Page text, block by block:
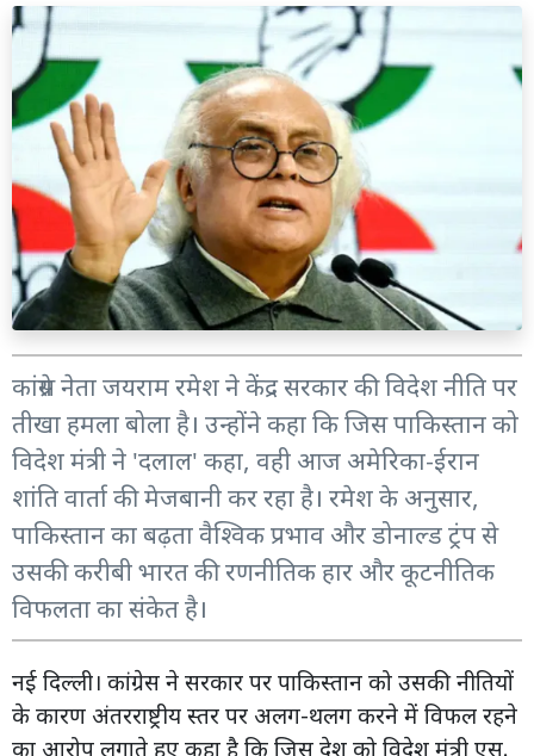
कांग्रेस नेता जयराम रमेश ने केंद्र सरकार की विदेश नीति पर
तीखा हमला बोला है। उन्होंने कहा कि जिस पाकिस्तान को
विदेश मंत्री ने 'दलाल' कहा, वही आज अमेरिका-ईरान
शांति वार्ता की मेजबानी कर रहा है। रमेश के अनुसार,
पाकिस्तान का बढ़ता वैश्विक प्रभाव और डोनाल्ड ट्रंप से
उसकी करीबी भारत की रणनीतिक हार और कूटनीतिक
विफलता का संकेत है।
नई दिल्ली। कांग्रेस ने सरकार पर पाकिस्तान को उसकी नीतियों
के कारण अंतरराष्ट्रीय स्तर पर अलग-थलग करने में विफल रहने
का आरोप लगाते हुए कहा है कि जिस देश को विदेश मंत्री एस.